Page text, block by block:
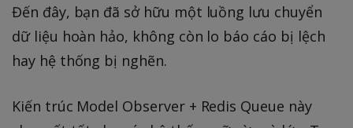
Đến đây, bạn đã sở hữu một luồng lưu chuyển
dữ liệu hoàn hảo, không còn lo báo cáo bị lệch
hay hệ thống bị nghẽn.
Kiến trúc Model Observer + Redis Queue này